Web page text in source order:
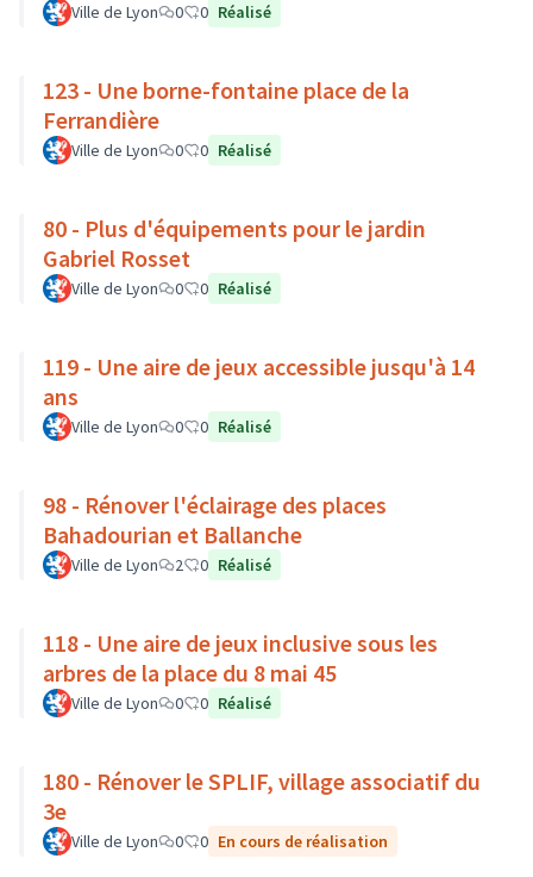
Ville de Lyon 0 0 Réalisé
123 - Une borne-fontaine place de la
Ferrandière
Ville de Lyon 0 0 Réalisé
80 - Plus d'équipements pour le jardin
Gabriel Rosset
Ville de Lyon 0 0 Réalisé
119 - Une aire de jeux accessible jusqu'à 14
ans
Ville de Lyon 0 0 Réalisé
98 - Rénover l'éclairage des places
Bahadourian et Ballanche
Ville de Lyon 2 0 Réalisé
118 - Une aire de jeux inclusive sous les
arbres de la place du 8 mai 45
Ville de Lyon 0 0 Réalisé
180 - Rénover le SPLIF, village associatif du
3e
Ville de Lyon 0 0 En cours de réalisation